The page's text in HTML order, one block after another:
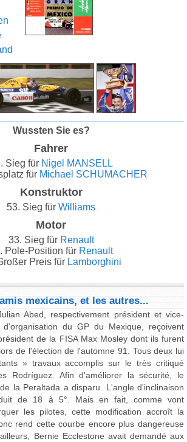
Wussten Sie es?
Fahrer
Sieg für Nigel MANSELL
für Michael SCHUMACHER
Konstruktor
53. Sieg für Williams
Motor
33. Sieg für Renault
Pole-Position für Renault
Preis für Lamborghini
mexicains, et les autres...
Abed, respectivement président et vice-
du GP du Mexique, reçoivent
de la FISA Max Mosley dont ils furent
de l'élection de l'automne 91. Tous deux lui
» travaux accomplis sur le très critiqué
Rodríguez. Afin d'améliorer la sécurité, le
la Peraltada a disparu. L'angle d'inclinaison
de 18 à 5°. Mais en fait, comme vont
les pilotes, cette modification accroît la
rend cette courbe encore plus dangereuse
Bernie Ecclestone avait demandé aux